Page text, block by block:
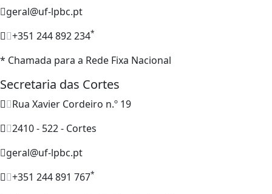
geral@uf-lpbc.pt
+351 244 892 234*
* Chamada para a Rede Fixa Nacional
Secretaria das Cortes
Rua Xavier Cordeiro n.º 19
2410 - 522 - Cortes
geral@uf-lpbc.pt
+351 244 891 767*